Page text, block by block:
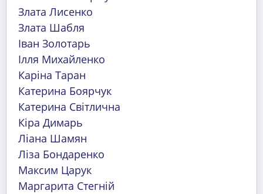
Злата Лисенко
Злата Шабля
Іван Золотарь
Ілля Михайленко
Каріна Таран
Катерина Боярчук
Катерина Світлична
Кіра Димарь
Ліана Шамян
Ліза Бондаренко
Максим Царук
Маргарита Стегній